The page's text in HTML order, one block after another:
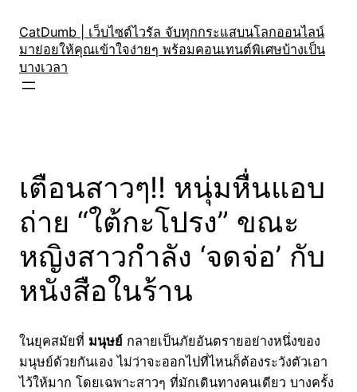
content
CatDumb | เว็บไซต์ไวรัล จับทุกกระแสบนโลกออนไลน์
มาย่อยให้คุณเข้าใจง่ายๆ พร้อมคอนเทนต์พิเศษบ้างเป็น
บางเวลา
เตือนสาวๆ!! หนุ่มหื่นแอบ
ถ่าย “ใต้กะโปรง” ขณะ
หญิงสาวกำลัง ‘จดจ่อ’ กับ
หนังสือในร้าน
ในยุคสมัยที่ มนุษย์ กลายเป็นภัยอันตรายอย่างหนึ่งของ
มนุษย์ด้วยกันเอง ไม่ว่าจะออกไปที่ไหนก็ต้องระวังตัวเอา
ไว้ให้มาก โดยเฉพาะสาวๆ ที่มักเดินทางคนเดียว บางครั้ง